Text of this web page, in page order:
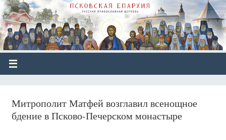
Митрополит Матфей возглавил всенощное
бдение в Псково-Печерском монастыре